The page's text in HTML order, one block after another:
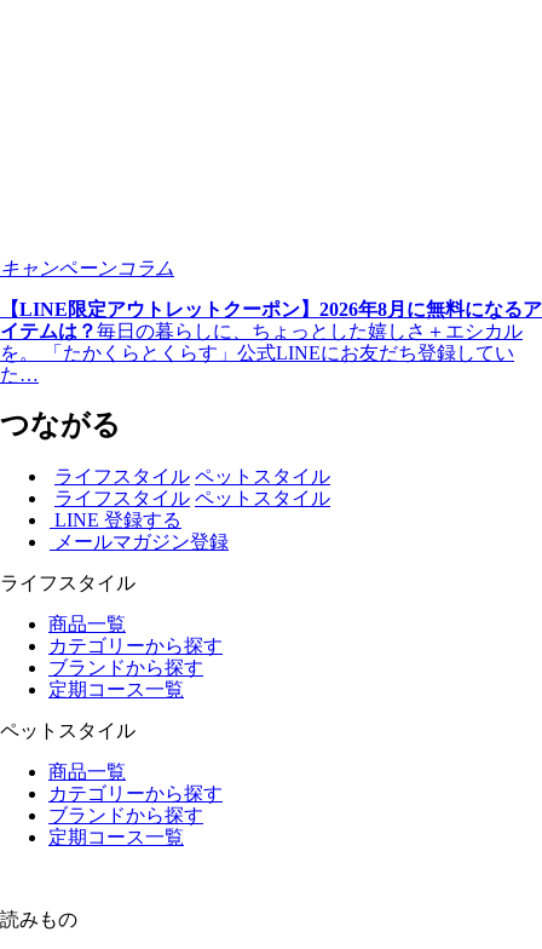
キャンペーンコラム
【LINE限定アウトレットクーポン】2026年8月に無料になるア
イテムは？毎日の暮らしに、ちょっとした嬉しさ＋エシカル
を。 「たかくらとくらす」公式LINEにお友だち登録してい
た…
つながる
ライフスタイル ペットスタイル
ライフスタイル ペットスタイル
LINE 登録する
メールマガジン登録
ライフスタイル
商品一覧
カテゴリーから探す
ブランドから探す
定期コース一覧
ペットスタイル
商品一覧
カテゴリーから探す
ブランドから探す
定期コース一覧
読みもの